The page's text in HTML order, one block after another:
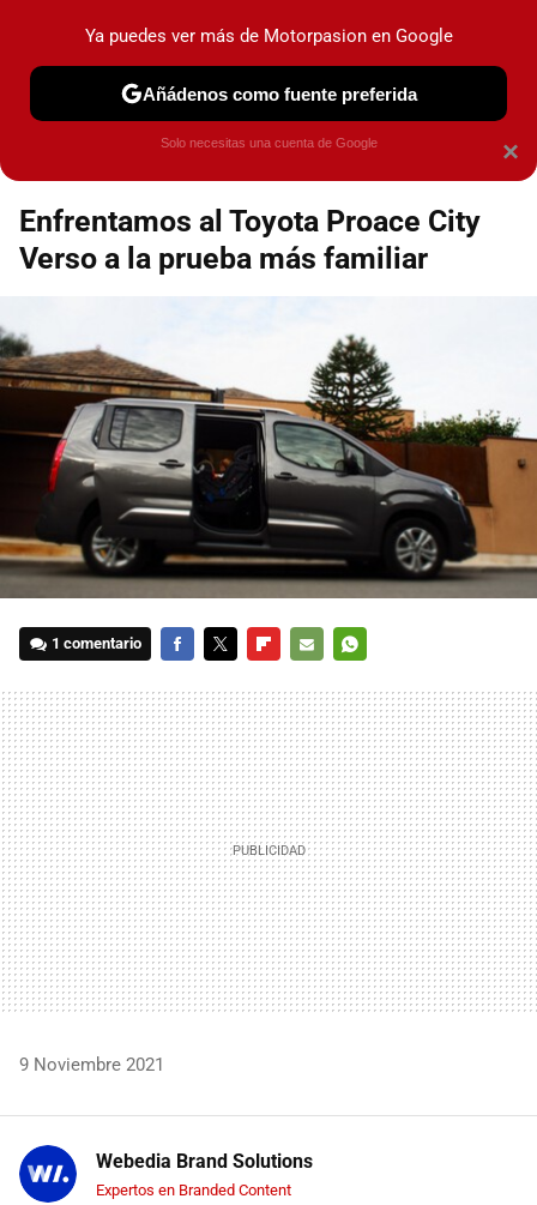
marca que se menciona
Espacio Toyota
Enfrentamos al Toyota Proace City
Verso a la prueba más familiar
1 comentario
MAIL
9 Noviembre 2021
Webedia Brand Solutions
Expertos en Branded Content
×
Ya puedes ver más de Motorpasion en Google
Añádenos como fuente preferida
Solo necesitas una cuenta de Google